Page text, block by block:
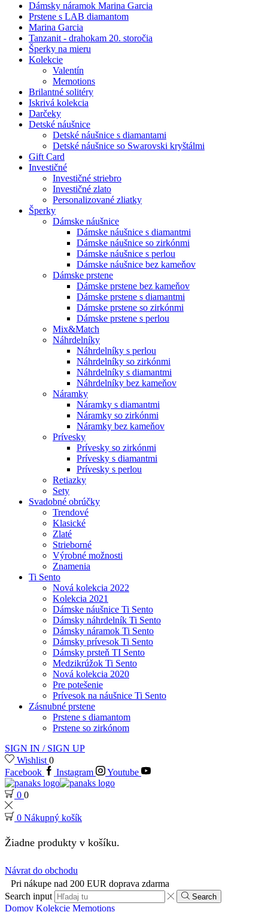
Dámsky náramok Marina Garcia
Prstene s LAB diamantom
Marina Garcia
Tanzanit - drahokam 20. storočia
Šperky na mieru
Kolekcie
Valentín
Memotions
Brilantné solitéry
Iskrivá kolekcia
Darčeky
Detské náušnice
Detské náušnice s diamantami
Detské náušnice so Swarovski kryštálmi
Gift Card
Investičné
Investičné striebro
Investičné zlato
Personalizované zliatky
Šperky
Dámske náušnice
Dámske náušnice s diamantmi
Dámske náušnice so zirkónmi
Dámske náušnice s perlou
Dámske náušnice bez kameňov
Dámske prstene
Dámske prstene bez kameňov
Dámske prstene s diamantmi
Dámske prstene so zirkónmi
Dámske prstene s perlou
Mix&Match
Náhrdelníky
Náhrdelníky s perlou
Náhrdelníky so zirkónmi
Náhrdelníky s diamantmi
Náhrdelníky bez kameňov
Náramky
Náramky s diamantmi
Náramky so zirkónmi
Náramky bez kameňov
Prívesky
Prívesky so zirkónmi
Prívesky s diamantmi
Prívesky s perlou
Retiazky
Sety
Svadobné obrúčky
Trendové
Klasické
Zlaté
Strieborné
Výrobné možnosti
Znamenia
Ti Sento
Nová kolekcia 2022
Kolekcia 2021
Dámske náušnice Ti Sento
Dámsky náhrdelník Ti Sento
Dámsky náramok Ti Sento
Dámsky prívesok Ti Sento
Dámsky prsteň TI Sento
Medzikrúžok Ti Sento
Nová kolekcia 2020
Pre potešenie
Prívesok na náušnice Ti Sento
Zásnubné prstene
Prstene s diamantom
Prstene so zirkónom
SIGN IN / SIGN UP
Wishlist 0
Facebook
Instagram Youtube
0 0
0 Nákupný košík
Žiadne produkty v košíku.
Návrat do obchodu
Pri nákupe nad 200 EUR doprava zdarma
Search input
Search
Domov Kolekcie Memotions